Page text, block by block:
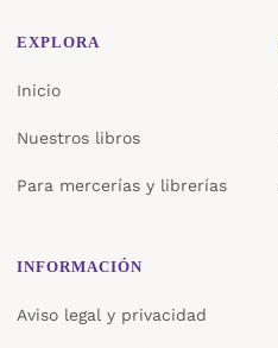
EXPLORA
Inicio
Nuestros libros
Para mercerías y librerías
INFORMACIÓN
Aviso legal y privacidad